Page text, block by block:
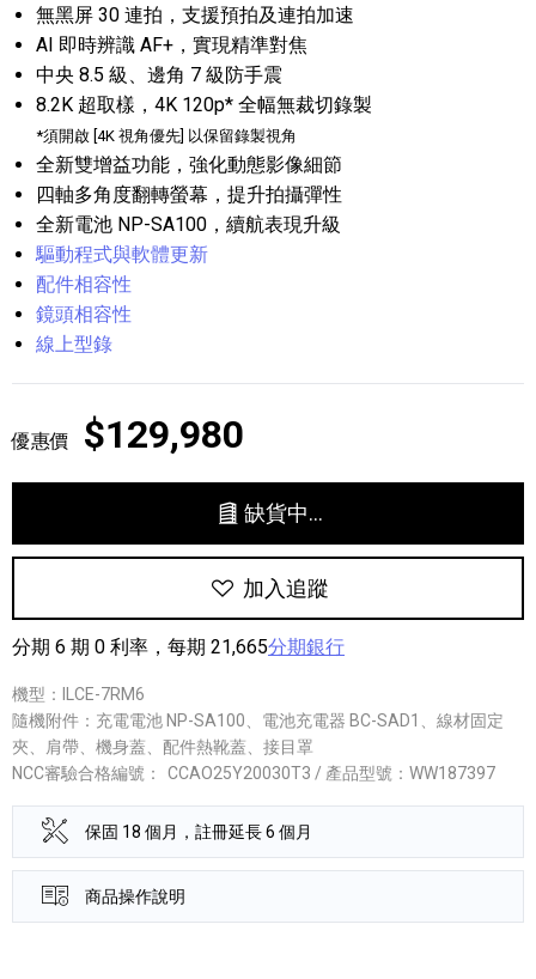
無黑屏 30 連拍，支援預拍及連拍加速
AI 即時辨識 AF+，實現精準對焦
中央 8.5 級、邊角 7 級防手震
8.2K 超取樣，4K 120p* 全幅無裁切錄製
*須開啟 [4K 視角優先] 以保留錄製視角
全新雙增益功能，強化動態影像細節
四軸多角度翻轉螢幕，提升拍攝彈性
全新電池 NP-SA100，續航表現升級
驅動程式與軟體更新
配件相容性
鏡頭相容性
線上型錄
優惠價 $129,980
缺貨中...
加入追蹤
分期 6 期 0 利率，每期 21,665分期銀行
機型：ILCE-7RM6
隨機附件：充電電池 NP-SA100、電池充電器 BC-SAD1、線材固定
夾、肩帶、機身蓋、配件熱靴蓋、接目罩
NCC審驗合格編號：
CCAO25Y20030T3 / 產品型號：WW187397
保固 18 個月，註冊延長 6 個月
商品操作說明